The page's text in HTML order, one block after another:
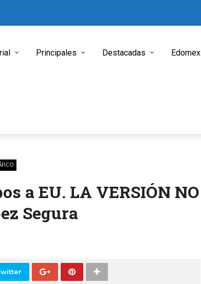
Principales Destacadas Edomex
a EU. LA VERSIÓN NO
Segura